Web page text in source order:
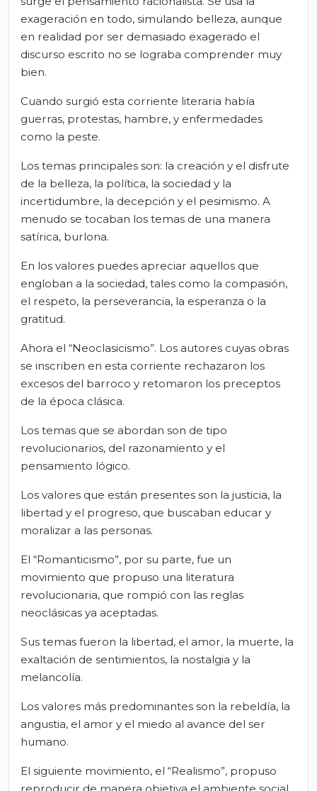
exageración en todo, simulando belleza, aunque
en realidad por ser demasiado exagerado el
discurso escrito no se lograba comprender muy
bien.
Cuando surgió esta corriente literaria había
guerras, protestas, hambre, y enfermedades
como la peste.
Los temas principales son: la creación y el disfrute
de la belleza, la política, la sociedad y la
incertidumbre, la decepción y el pesimismo. A
menudo se tocaban los temas de una manera
satírica, burlona.
En los valores puedes apreciar aquellos que
engloban a la sociedad, tales como la compasión,
el respeto, la perseverancia, la esperanza o la
gratitud.
Ahora el “Neoclasicismo”. Los autores cuyas obras
se inscriben en esta corriente rechazaron los
excesos del barroco y retomaron los preceptos
de la época clásica.
Los temas que se abordan son de tipo
revolucionarios, del razonamiento y el
pensamiento lógico.
Los valores que están presentes son la justicia, la
libertad y el progreso, que buscaban educar y
moralizar a las personas.
El “Romanticismo”, por su parte, fue un
movimiento que propuso una literatura
revolucionaria, que rompió con las reglas
neoclásicas ya aceptadas.
Sus temas fueron la libertad, el amor, la muerte, la
exaltación de sentimientos, la nostalgia y la
melancolía.
Los valores más predominantes son la rebeldía, la
angustia, el amor y el miedo al avance del ser
humano.
El siguiente movimiento, el “Realismo”, propuso